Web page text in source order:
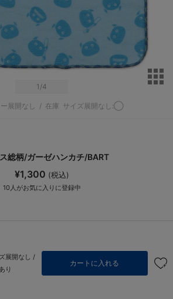
1 /4
展開なし / 在庫 サイズ展開なし:◯
総柄/ガーゼハンカチ/BART
¥1,300 (税込)
10 人がお気に入りに登録中
展開なし /
り
カートに入れる